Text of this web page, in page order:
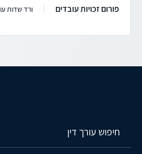
פורום זכויות עובדים ורד שדות
חיפוש עורך דין